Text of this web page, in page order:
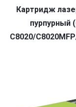
Картридж
пурпурный
C8020/